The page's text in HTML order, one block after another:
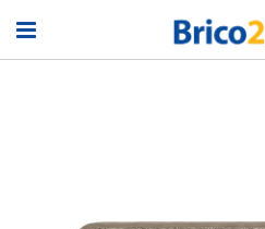
Open menu